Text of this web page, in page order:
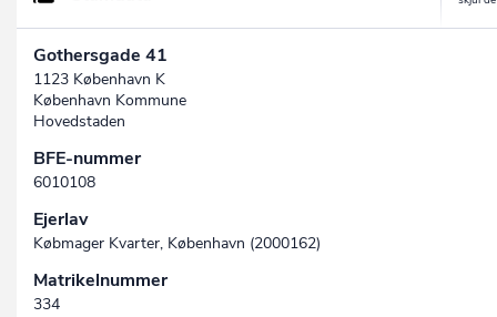
Gothersgade 41
1123 København K
København Kommune
Hovedstaden
BFE-nummer
6010108
Ejerlav
Købmager Kvarter, København (2000162)
Matrikelnummer
334